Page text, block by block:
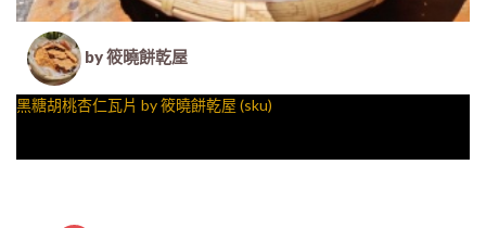
by 筱曉餅乾屋
黑糖胡桃杏仁瓦片 by 筱曉餅乾屋 (sku)